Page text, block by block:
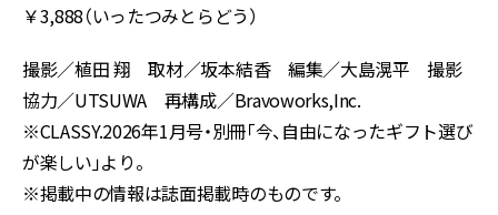
￥3,888（いったつみとらどう）
撮影／植田 翔 取材／坂本結香 編集／大島滉平 撮影
協力／UTSUWA 再構成／Bravoworks,Inc.
※CLASSY.2026年1月号・別冊「今、自由になったギフト選び
が楽しい」より。
※掲載中の情報は誌面掲載時のものです。